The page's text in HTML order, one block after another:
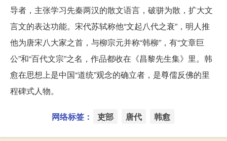
导者，主张学习先秦两汉的散文语言，破骈为散，扩大文
言文的表达功能。宋代苏轼称他“文起八代之衰”，明人推
他为唐宋八大家之首，与柳宗元并称“韩柳”，有“文章巨
公”和“百代文宗”之名，作品都收在《昌黎先生集》里。韩
愈在思想上是中国“道统”观念的确立者，是尊儒反佛的里
程碑式人物。
网络标签： 吏部 唐代 韩愈